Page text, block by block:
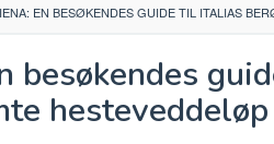
EN BESØKENDES GUIDE TIL ITALIAS
besøkendes
hesteveddeløp